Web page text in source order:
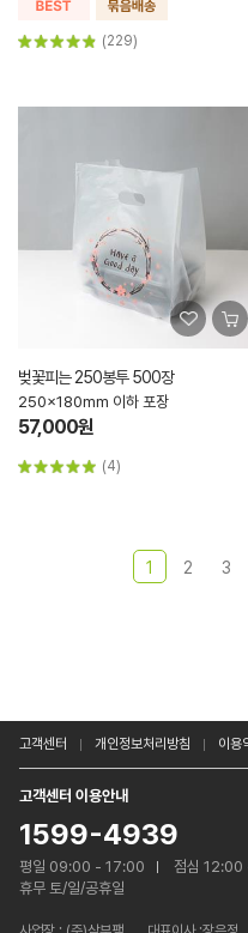
(229)
벚꽃피는 250봉투 500장
250x180mm 이하 포장
57,000원
(4)
1 2 3
고객센터 개인정보처리방침 이용
고객센터 이용안내
1599-4939
평일 09:00 - 17:00
점심
휴무 토/일/공휴일